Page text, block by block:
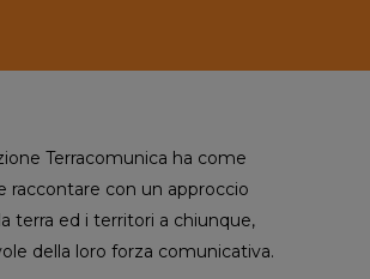
Terracomunica ha come
raccontare con un approccio
terra ed i territori a chiunque,
della loro forza comunicativa.